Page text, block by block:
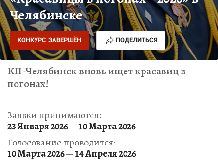
Челябинске
КОНКУРС ЗАВЕРШЁН ПОДЕЛИТЬСЯ
КП-Челябинск вновь ищет красавиц в
погонах!
Заявки принимаются:
23 Января 2026—10 Марта 2026
Голосование проводится:
10 Марта 2026—14 Апреля 2026